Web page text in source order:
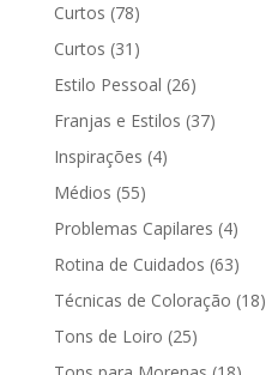
Curtos (78)
Curtos (31)
Estilo Pessoal (26)
Franjas e Estilos (37)
Inspirações (4)
Médios (55)
Problemas Capilares (4)
Rotina de Cuidados (63)
Técnicas de Coloração (18)
Tons de Loiro (25)